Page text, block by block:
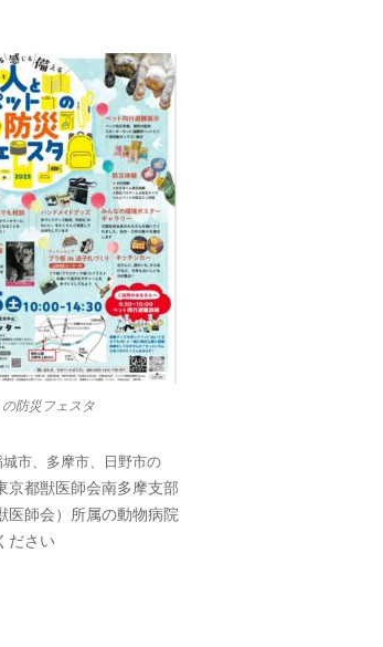
防災フェスタ
市、多摩市、日野市の
京都獣医師会南多摩支部
医師会）所属の動物病院
ださい
ション